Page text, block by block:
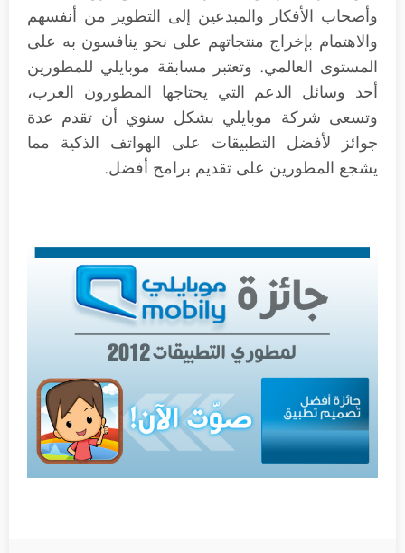
وأصحاب الأفكار والمبدعين إلى التطوير من أنفسهم
والاهتمام بإخراج منتجاتهم على نحو ينافسون به على
المستوى العالمي. وتعتبر مسابقة موبايلي للمطورين
أحد وسائل الدعم التي يحتاجها المطورون العرب،
وتسعى شركة موبايلي بشكل سنوي أن تقدم عدة
جوائز لأفضل التطبيقات على الهواتف الذكية مما
يشجع المطورين على تقديم برامج أفضل.